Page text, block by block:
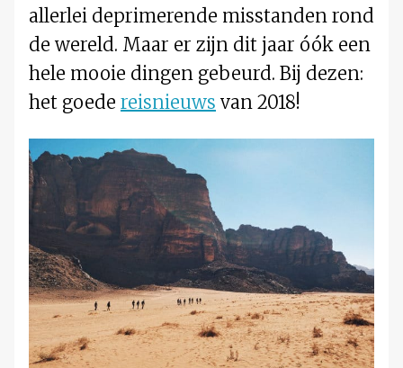
allerlei deprimerende misstanden rond
de wereld. Maar er zijn dit jaar óók een
hele mooie dingen gebeurd. Bij dezen:
het goede reisnieuws van 2018!